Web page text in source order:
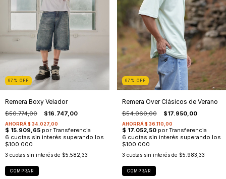
67 % OFF
Remera Boxy Velador
$50.774,00 $16.747,00
3 cuotas sin interés de $5.582,33
COMPRAR
67 % OFF
Remera Over Clásicos de Verano
$54.060,00 $17.950,00
3 cuotas sin interés de $5.983,33
COMPRAR